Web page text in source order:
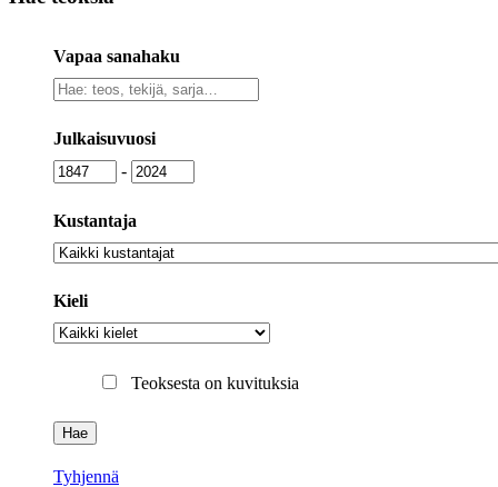
Vapaa sanahaku
Vapaa
sanahaku
Julkaisuvuosi
Julkaisuvuosi
- Julkaisuvuosi
Kustantaja
Kustantaja
Kieli
Kieli
Teoksesta on kuvituksia
Tyhjennä